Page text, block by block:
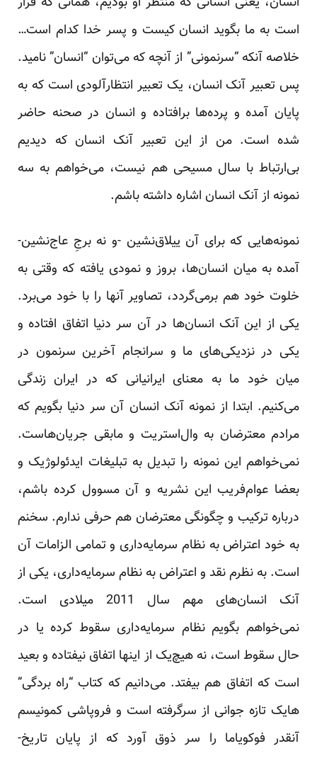
است به ما بگوید انسان کیست و پسر خدا کدام است…
خلاصه آنکه “سرنمونی” از آنچه که می‌توان “انسان” نامید.
پس تعبیر آنک انسان، یک تعبیر انتظارآلودی است که به
پایان آمده و پرده‌ها برافتاده و انسان در صحنه حاضر
شده است. من از این تعبیر آنک انسان که دیدیم
بی‌ارتباط با سال مسیحی هم نیست، می‌خواهم به سه
نمونه از آنک انسان اشاره داشته باشم.
نمونه‌هایی که برای آن ییلاق‌نشین -و نه برجِ عاج‌نشین-
آمده به میان انسان‌ها، بروز و نمودی یافته که وقتی به
خلوت خود هم برمی‌گردد، تصاویر آنها را با خود می‌برد.
یکی از این آنک انسان‌ها در آن سر دنیا اتفاق افتاده و
یکی در نزدیکی‌های ما و سرانجام آخرین سرنمون در
میان خود ما به معنای ایرانیانی که در ایران زندگی
می‌کنیم. ابتدا از نمونه آنک انسان آن سر دنیا بگویم که
مرادم معترضان به وال‌استریت و مابقی جریان‌هاست.
نمی‌خواهم این نمونه را تبدیل به تبلیغات ایدئولوژیک و
بعضا عوام‌فریب این نشریه و آن مسوول کرده باشم،
درباره ترکیب و چگونگی معترضان هم حرفی ندارم. سخنم
به خود اعتراض به نظام سرمایه‌داری و تمامی الزامات آن
است. به نظرم نقد و اعتراض به نظام سرمایه‌داری، یکی از
آنک انسان‌های مهم سال 2011 میلادی است.
نمی‌خواهم بگویم نظام سرمایه‌داری سقوط کرده یا در
حال سقوط است، نه هیچ‌یک از اینها اتفاق نیفتاده و بعید
است که اتفاق هم بیفتد. می‌دانیم که کتاب “راه بردگی”
هایک تازه جوانی از سرگرفته است و فروپاشی کمونیسم
آنقدر فوکویاما را سر ذوق آورد که از پایان تاریخ-